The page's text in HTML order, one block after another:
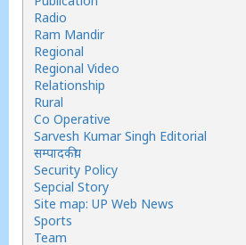
Radio
Ram Mandir
Regional
Regional Video
Relationship
Rural
Co Operative
Sarvesh Kumar Singh Editorial
सम्पादकीय
Security Policy
Sepcial Story
Site map: UP Web News
Sports
Team